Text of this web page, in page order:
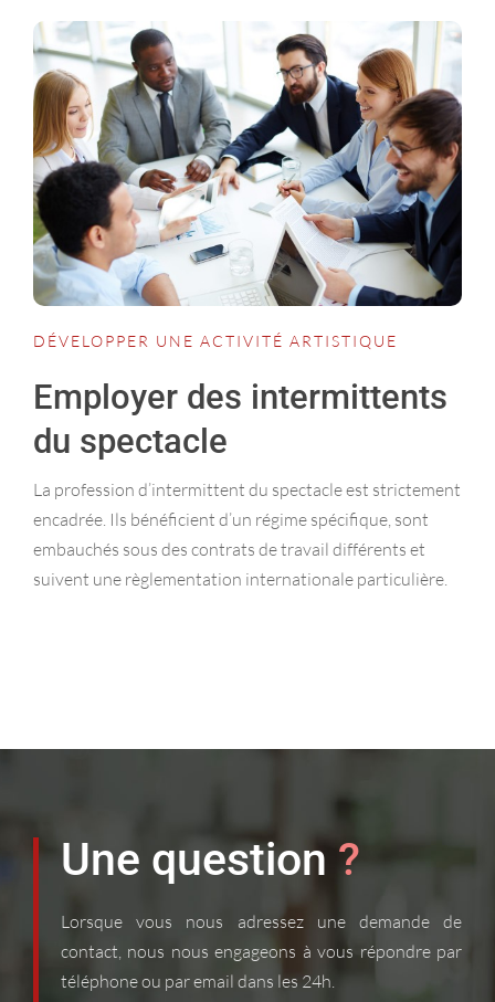
DÉVELOPPER UNE ACTIVITÉ ARTISTIQUE
Employer des intermittents
du spectacle
La profession d’intermittent du spectacle est strictement
encadrée. Ils bénéficient d’un régime spécifique, sont
embauchés sous des contrats de travail différents et
suivent une règlementation internationale particulière.
Une question ?
Lorsque vous nous adressez une demande de
contact, nous nous engageons à vous répondre par
téléphone ou par email dans les 24h.